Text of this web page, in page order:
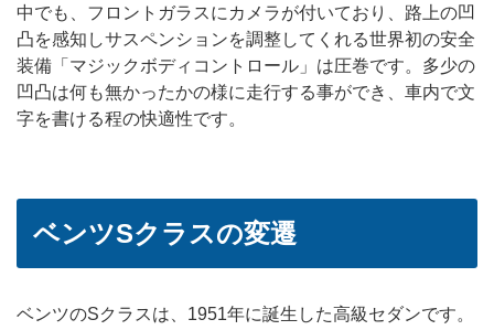
中でも、フロントガラスにカメラが付いており、路上の凹
凸を感知しサスペンションを調整してくれる世界初の安全
装備「マジックボディコントロール」は圧巻です。多少の
凹凸は何も無かったかの様に走行する事ができ、車内で文
字を書ける程の快適性です。
ベンツSクラスの変遷
ベンツのSクラスは、1951年に誕生した高級セダンです。